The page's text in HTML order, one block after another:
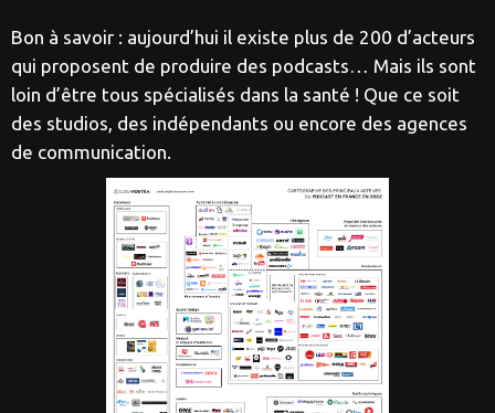
Bon à savoir : aujourd’hui il existe plus de 200 d’acteurs
qui proposent de produire des podcasts… Mais ils sont
loin d’être tous spécialisés dans la santé ! Que ce soit
des studios, des indépendants ou encore des agences
de communication.